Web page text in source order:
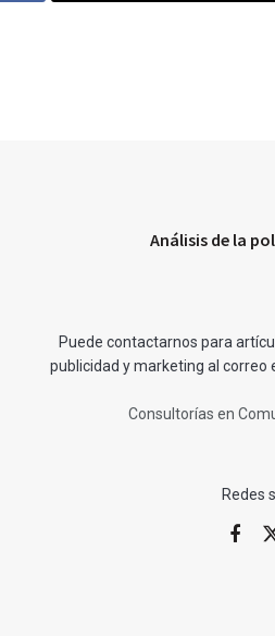
Análisis de la
Puede contactarnos para
publicidad y marketing al correo
Consultorías en
Redes